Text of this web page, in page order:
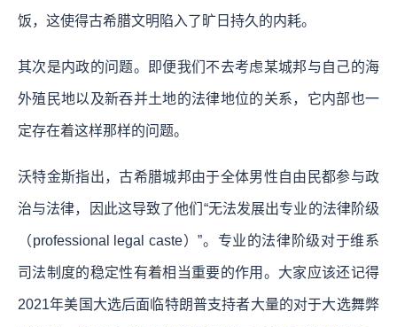
饭，这使得古希腊文明陷入了旷日持久的内耗。
其次是内政的问题。即便我们不去考虑某城邦与自己的海
外殖民地以及新吞并土地的法律地位的关系，它内部也一
定存在着这样那样的问题。
沃特金斯指出，古希腊城邦由于全体男性自由民都参与政
治与法律，因此这导致了他们“无法发展出专业的法律阶级
（professional legal caste）”。专业的法律阶级对于维系
司法制度的稳定性有着相当重要的作用。大家应该还记得
2021年美国大选后面临特朗普支持者大量的对于大选舞弊